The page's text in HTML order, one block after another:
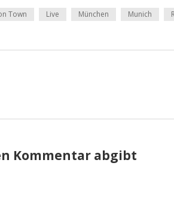
Town Live München Munich
Kommentar abgibt